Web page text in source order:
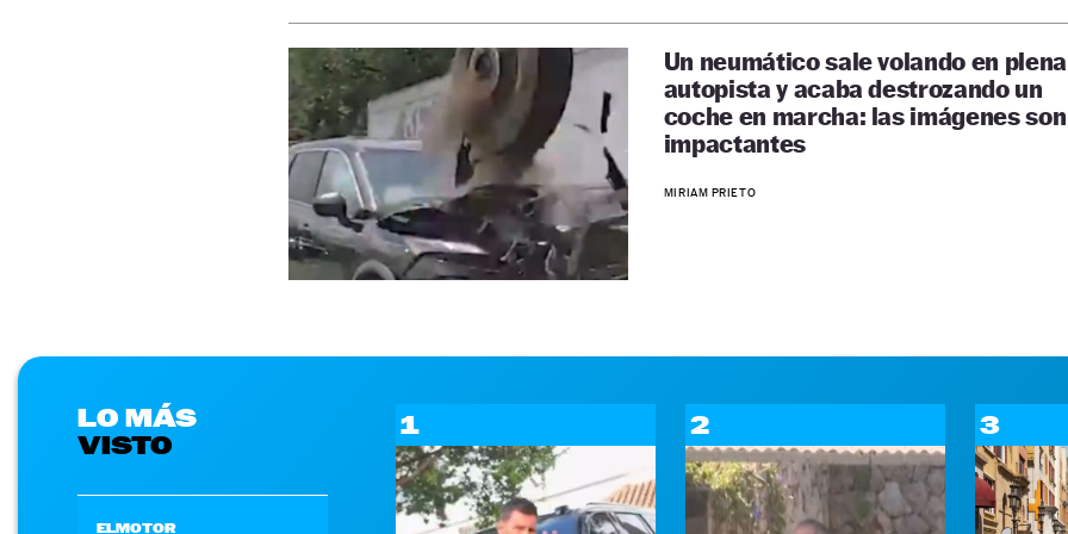
Un neumático sale volando en plena
autopista y acaba destrozando un
coche en marcha: las imágenes son
impactantes
MIRIAM PRIETO
LO MÁS
VISTO
ELMOTOR
1 2 3